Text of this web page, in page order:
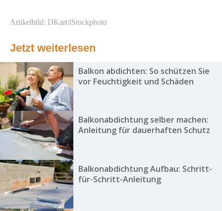
Artikelbild: DKart/iStockphoto
Jetzt weiterlesen
Balkon abdichten: So schützen Sie
vor Feuchtigkeit und Schäden
Balkonabdichtung selber machen:
Anleitung für dauerhaften Schutz
Balkonabdichtung Aufbau: Schritt-
für-Schritt-Anleitung